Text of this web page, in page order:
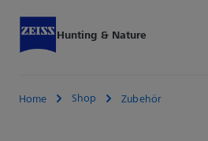
Hunting & Nature
Home Shop Zubehör